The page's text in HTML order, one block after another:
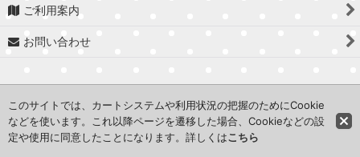
ご利用案内
お問い合わせ
©2014 一般社団法人JMA All Rights Reserved.
このサイトでは、カートシステムや利用状況の把握のためにCookie
などを使います。これ以降ページを遷移した場合、Cookieなどの設
定や使用に同意したことになります。詳しくはこちら